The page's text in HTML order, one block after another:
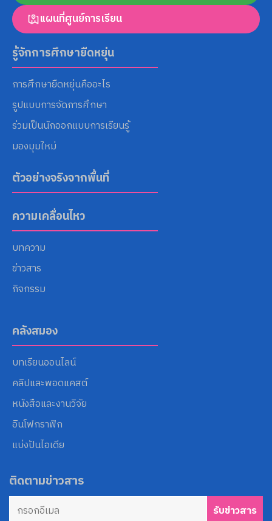
Search
for:
แผนที่ศูนย์การเรียน
รู้จักการศึกษายืดหยุ่น
การศึกษายืดหยุ่นคืออะไร
รูปแบบการจัดการศึกษา
ร่วมเป็นนักออกแบบการเรียนรู้
มองมุมใหม่
ตัวอย่างจริงจากพื้นที่
ความเคลื่อนไหว
บทความ
ข่าวสาร
กิจกรรม
คลังสมอง
บทเรียนออนไลน์
คลิปและพอดแคสต์
หนังสือและงานวิจัย
อินโฟกราฟิก
แบ่งปันไอเดีย
ติดตามข่าวสาร